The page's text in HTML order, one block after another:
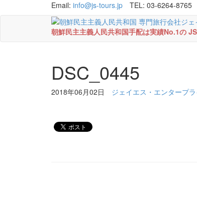
Email: info@js-tours.jp TEL: 03-6264-8765
朝鮮民主主義人民共和国手配は実績No.1の
DSC_0445
2018年06月02日 ジェイエス・エンタープ